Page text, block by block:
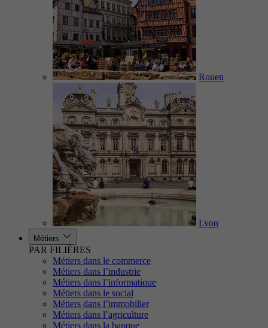
Rouen
Lyon
Métiers
PAR FILIÈRES
Métiers dans le commerce
Métiers dans l’industrie
Métiers dans l’informatique
Métiers dans le social
Métiers dans l’immobilier
Métiers dans l’agriculture
Métiers dans la banque